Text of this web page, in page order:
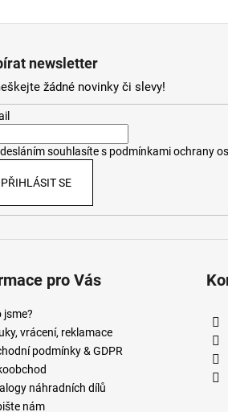
newsletter
žádné novinky či slevy!
souhlasíte s podmínkami ochrany
PŘIHLÁSIT SE
pro Vás
jsme?
vrácení, reklamace
podmínky & GDPR
náhradních dílů
nám